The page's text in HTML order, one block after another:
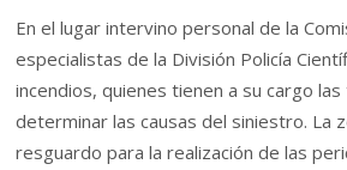
En el lugar intervino personal de la
especialistas de la División Policía
incendios, quienes tienen a su cargo
determinar las causas del siniestro. La
resguardo para la realización de las